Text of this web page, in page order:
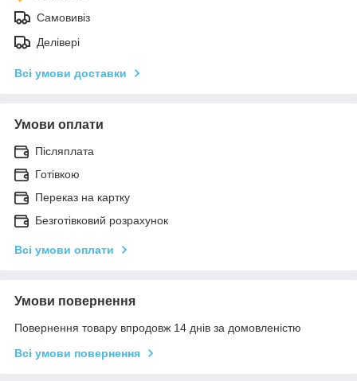
Самовивіз
Делівері
Всі умови доставки
Умови оплати
Післяплата
Готівкою
Переказ на картку
Безготівковий розрахунок
Всі умови оплати
Умови повернення
Повернення товару впродовж 14 днів за домовленістю
Всі умови повернення